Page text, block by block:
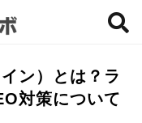
ン）とは？ラ
対策について